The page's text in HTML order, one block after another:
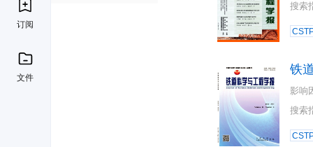
订阅
文件
搜索
铁
影响
搜索